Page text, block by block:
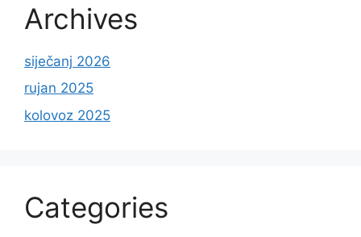
Archives
siječanj 2026
rujan 2025
kolovoz 2025
Categories